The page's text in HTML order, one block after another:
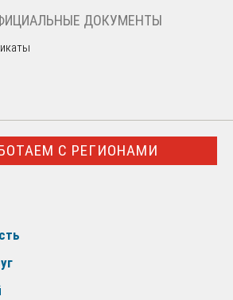
ДОКУМЕНТЫ
С РЕГИОНАМИ